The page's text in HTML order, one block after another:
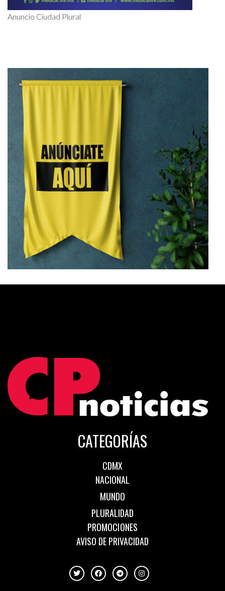
Anuncio Ciudad Plural
CATEGORÍAS
CDMX
NACIONAL
MUNDO
PLURALIDAD
PROMOCIONES
AVISO DE PRIVACIDAD